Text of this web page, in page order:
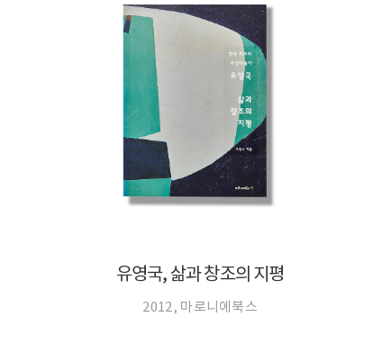
유영국, 삶과 창조의 지평
2012, 마로니에북스